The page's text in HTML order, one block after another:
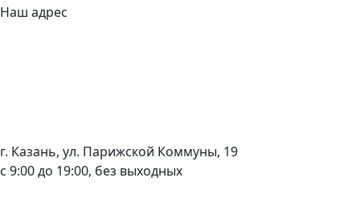
Наш адрес
г. Казань, ул. Парижской Коммуны, 19
с 9:00 до 19:00, без выходных